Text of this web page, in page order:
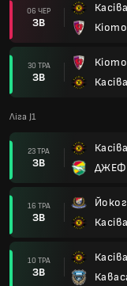
06 ЧЕР
ЗВ
30 ТРА
ЗВ
Ліга J1
23 ТРА
ЗВ
ДЖЕФ
16 ТРА
ЗВ
10 ТРА
ЗВ